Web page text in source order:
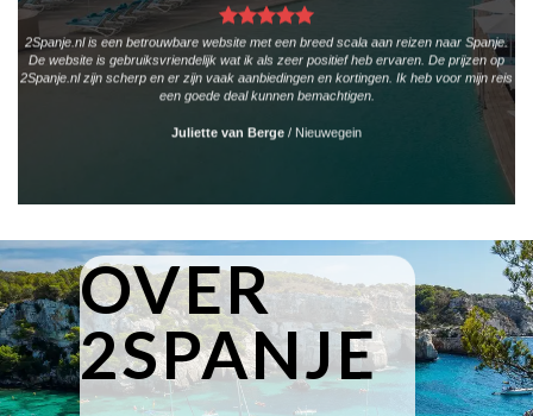
2Spanje.nl is een betrouwbare website met een breed scala aan reizen naar Spanje.
De website is gebruiksvriendelijk wat ik als zeer positief heb ervaren. De prijzen op
2Spanje.nl zijn scherp en er zijn vaak aanbiedingen en kortingen. Ik heb voor mijn reis
een goede deal kunnen bemachtigen.
Juliette van Berge / Nieuwegein
OVER
2SPANJE